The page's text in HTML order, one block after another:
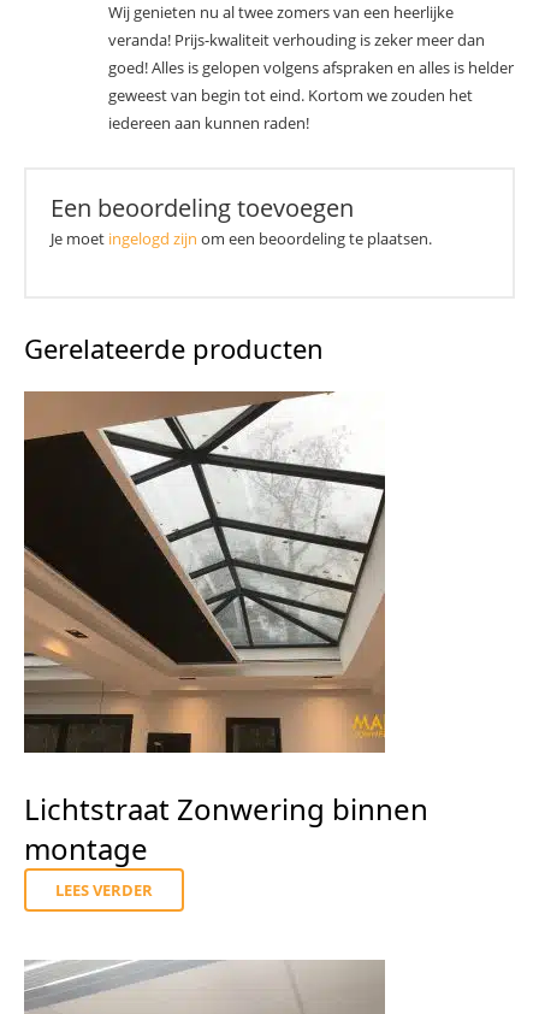
Wij genieten nu al twee zomers van een heerlijke
veranda! Prijs-kwaliteit verhouding is zeker meer dan
goed! Alles is gelopen volgens afspraken en alles is helder
geweest van begin tot eind. Kortom we zouden het
iedereen aan kunnen raden!
Een beoordeling toevoegen
Je moet ingelogd zijn om een beoordeling te plaatsen.
Gerelateerde producten
Lichtstraat Zonwering binnen
montage
LEES VERDER